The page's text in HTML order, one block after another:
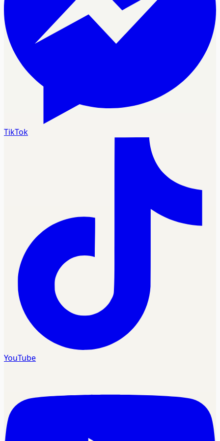
TikTok
YouTube